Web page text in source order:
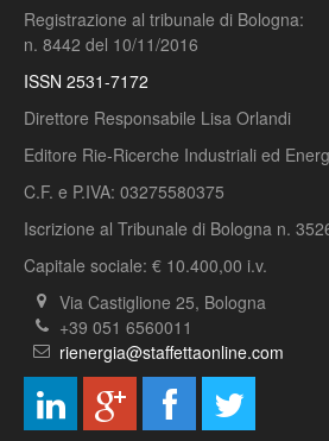
Registrazione al tribunale di Bologna:
n. 8442 del 10/11/2016
ISSN 2531-7172
Direttore Responsabile Lisa Orlandi
Editore Rie-Ricerche Industriali ed
C.F. e P.IVA: 03275580375
Iscrizione al Tribunale di Bologna n.
Capitale sociale: € 10.400,00 i.v.
Via Castiglione 25, Bologna
+39 051 6560011
rienergia@staffettaonline.com